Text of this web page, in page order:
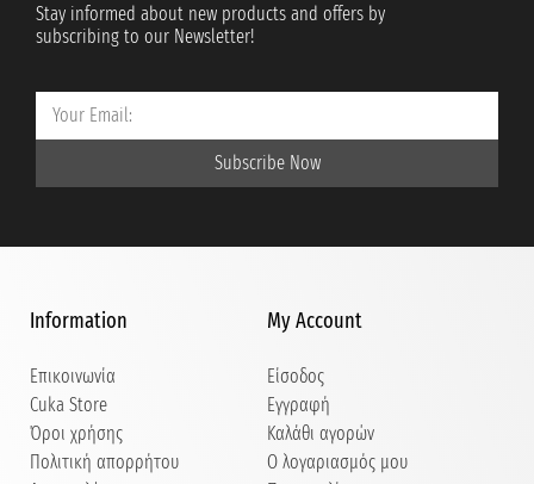
Stay informed about new products and offers by
subscribing to our Newsletter!
Subscribe Now
Information
Επικοινωνία
Cuka Store
Όροι χρήσης
Πολιτική απορρήτου
My Account
Είσοδος
Εγγραφή
Καλάθι αγορών
Ο λογαριασμός μου